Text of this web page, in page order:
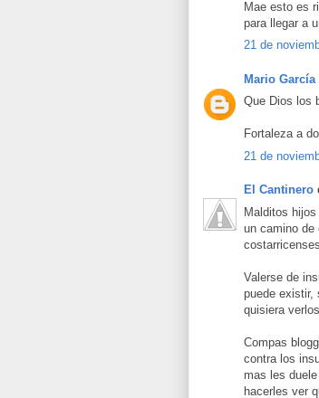
Mae esto es
para llegar a
21 de
Mario García
Que Dios los
Fortaleza a
21 de
El Cantinero
Malditos
un camino de
costarricenses.
Valerse de
puede existir,
quisiera verlos.
Compas
contra los
mas les
hacerles ver